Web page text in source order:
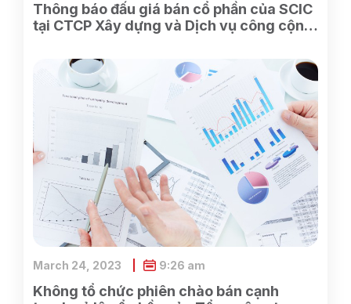
Thông báo đấu giá bán cổ phần của SCIC
tại CTCP Xây dựng và Dịch vụ công cộng
Không tổ chức phiên chào bán cạnh
March 24, 2023 9:26 am